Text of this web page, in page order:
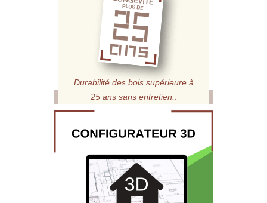
Durabilité des bois supérieure à
25 ans sans entretien.